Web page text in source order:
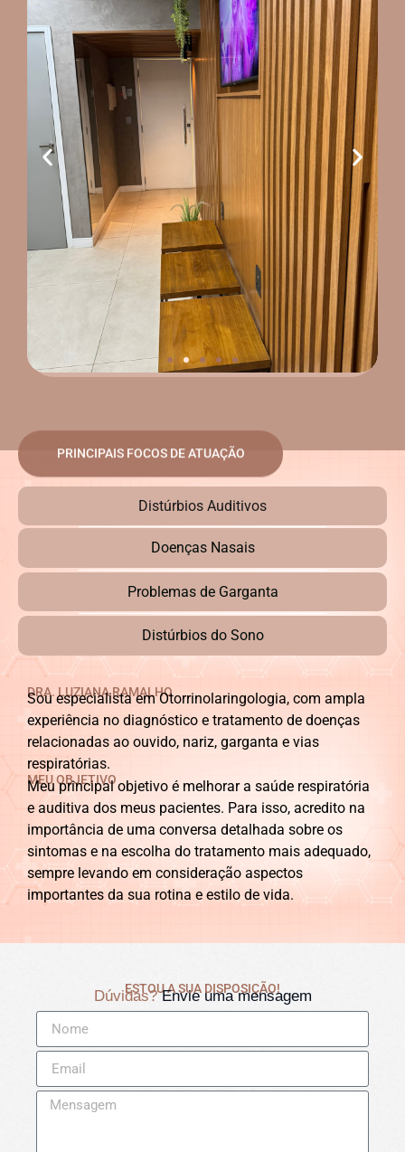
PRINCIPAIS FOCOS DE ATUAÇÃO
DRA. LUZIANA RAMALHO
Sou especialista em Otorrinolaringologia, com ampla
experiência no diagnóstico e tratamento de doenças
relacionadas ao ouvido, nariz, garganta e vias
respiratórias.
MEU OBJETIVO
Meu principal objetivo é melhorar a saúde respiratória
e auditiva dos meus pacientes. Para isso, acredito na
importância de uma conversa detalhada sobre os
sintomas e na escolha do tratamento mais adequado,
sempre levando em consideração aspectos
importantes da sua rotina e estilo de vida.
Distúrbios Auditivos
Doenças Nasais
Problemas de Garganta
Distúrbios do Sono
ESTOU A SUA DISPOSIÇÃO!
Dúvidas?Envie uma mensagem